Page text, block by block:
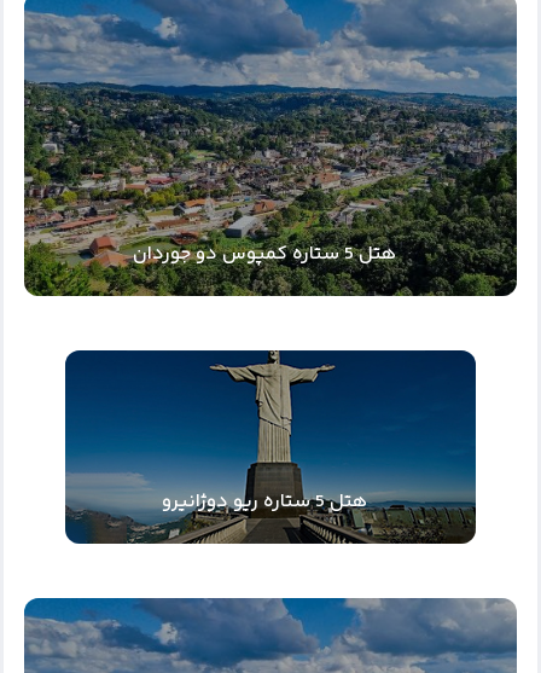
هتل 5 ستاره کمپوس دو جوردان
هتل 5 ستاره ریو دوژانیرو